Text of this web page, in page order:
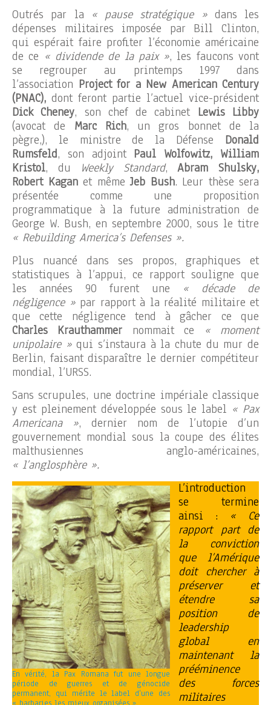
Outrés par la « pause stratégique »dans les
dépenses militaires imposée par Bill Clinton,
qui espérait faire profiter l’économie américaine
de ce « dividende de la paix », les faucons vont
se regrouper au printemps 1997 dans
l’association Project for a New American Century
(PNAC), dont feront partie l’actuel vice-président
Dick Cheney, son chef de cabinet Lewis Libby
(avocat de Marc Rich, un gros bonnet de la
pègre,), le ministre de la Défense Donald
Rumsfeld, son adjoint Paul Wolfowitz, William
Kristol, du Weekly Standard,Abram Shulsky,
Robert Kaganet mêmeJeb Bush. Leur thèse sera
présentée comme une proposition
programmatique à la future administration de
George W. Bush, en septembre 2000, sous le titre
« Rebuilding America’s Defenses ».
Plus nuancé dans ses propos, graphiques et
statistiques à l’appui, ce rapport souligne que
les années 90 furent une « décade de
négligence »par rapport à la réalité militaire et
que cette négligence tend à gâcher ce que
Charles Krauthammer nommait ce « moment
unipolaire »qui s’instaura à la chute du mur de
Berlin, faisant disparaître le dernier compétiteur
mondial, l’URSS.
Sans scrupules, une doctrine impériale classique
y est pleinement développée sous le label « Pax
Americana », dernier nom de l’utopie d’un
gouvernement mondial sous la coupe des élites
malthusiennes anglo-américaines,
« l’anglosphère ».
En vérité, la Pax Romana fut une longue
période de guerres et de génocide
permanent, qui mérite le label d’une des
L’introduction
se termine
ainsi : « Ce
rapport part de
la conviction
que l’Amérique
doit chercher à
préserver et
étendre sa
position de
leadership
global en
maintenant la
prééminence
des forces
militaires